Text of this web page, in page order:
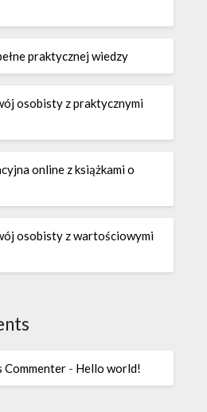
praktycznej wiedzy
osobisty z praktycznymi
online z książkami o
osobisty z wartościowymi
Commenter - Hello world!